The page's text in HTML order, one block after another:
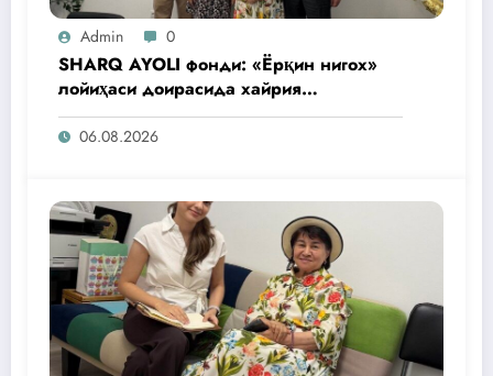
Admin 0
SHARQ AYOLI фонди: «Ёрқин нигох»
лойиҳаси доирасида хайрия
операциялари ўтказилади
06.08.2026